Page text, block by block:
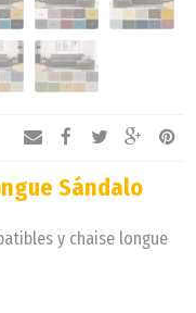
Sándalo
y chaise longue